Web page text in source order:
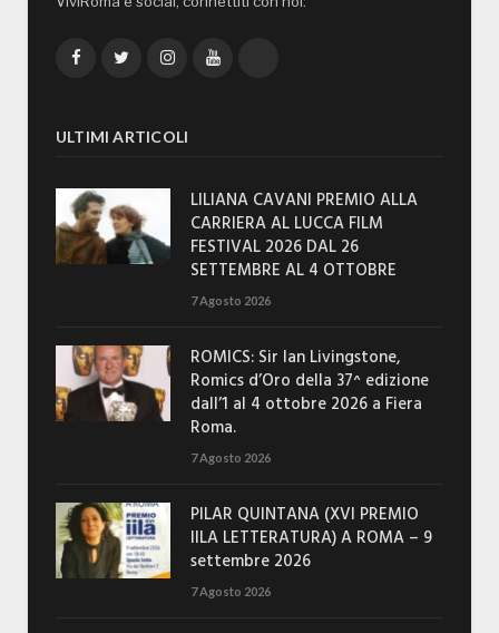
FacebookTwitterInstagramYouTube
ULTIMI ARTICOLI
LILIANA CAVANI PREMIO ALLA
CARRIERA AL LUCCA FILM
FESTIVAL 2026 DAL 26
SETTEMBRE AL 4 OTTOBRE
7 Agosto 2026
ROMICS: Sir Ian Livingstone,
Romics d’Oro della 37^ edizione
dall’1 al 4 ottobre 2026 a Fiera
Roma.
7 Agosto 2026
PILAR QUINTANA (XVI PREMIO
IILA LETTERATURA) A ROMA – 9
settembre 2026
7 Agosto 2026